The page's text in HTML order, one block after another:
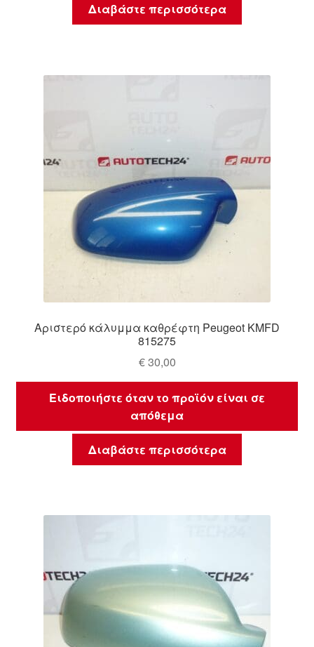
Διαβάστε περισσότερα
Αριστερό κάλυμμα καθρέφτη Peugeot KMFD
815275
€30,00
Ειδοποιήστε όταν το προϊόν είναι σε
απόθεμα
Διαβάστε περισσότερα